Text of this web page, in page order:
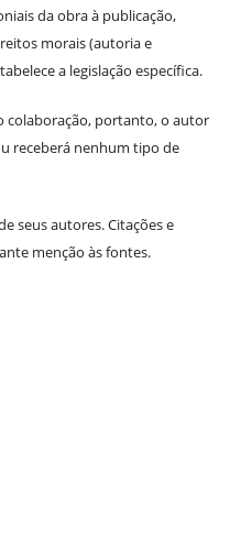
da obra à publicação,
morais (autoria e
a legislação específica.
colaboração, portanto, o autor
receberá nenhum tipo de
seus autores. Citações e
menção às fontes.